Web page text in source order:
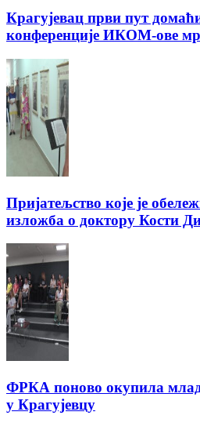
Крагујевац први пут
конференције ИКОМ-ове
Пријатељство које је
изложба о доктору Кости
ФРКА поново окупила
у Крагујевцу